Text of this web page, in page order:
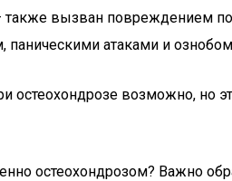
вызван повреждением
атаками и
возможно, но
остеохондрозом? Важно